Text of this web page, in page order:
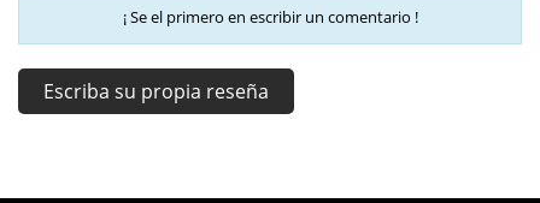
¡ Se el primero en escribir un comentario !
Escriba su propia reseña